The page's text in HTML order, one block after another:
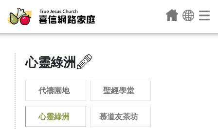
心靈綠洲
代禱園地 聖經學堂
心靈綠洲 慕道友茶坊